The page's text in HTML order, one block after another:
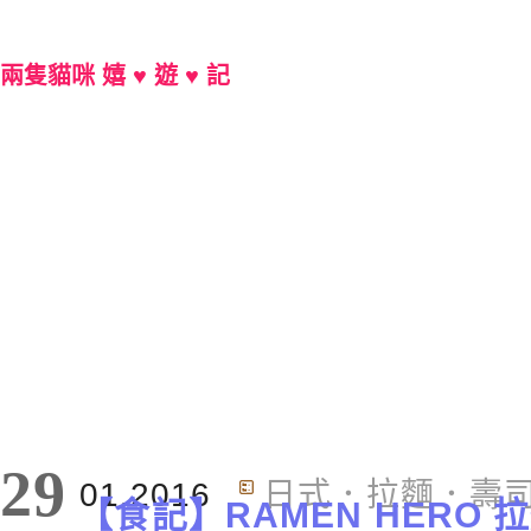
兩隻貓咪 嬉 ♥ 遊 ♥ 記
29 01.2016 日式．拉麵．壽
【食記】RAMEN HERO